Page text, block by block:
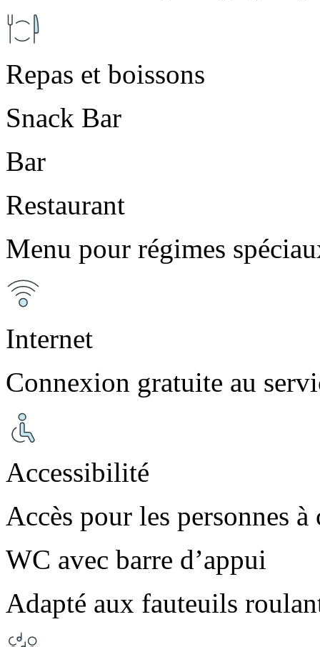
Repas et boissons
Snack Bar
Bar
Restaurant
Menu pour régimes
Internet
Connexion gratuite au
Accessibilité
Accès pour les personnes
WC avec barre d’appui
Adapté aux fauteuils